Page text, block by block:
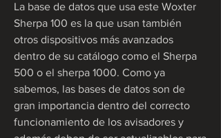
La base de datos que usa este Woxter
Sherpa 100 es la que usan también
otros dispositivos más avanzados
dentro de su catálogo como el Sherpa
500 o el sherpa 1000. Como ya
sabemos, las bases de datos son de
gran importancia dentro del correcto
funcionamiento de los avisadores y